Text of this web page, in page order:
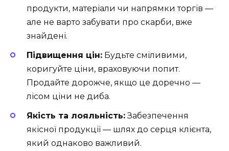
продукти, матеріали чи напрямки торгів —
але не варто забувати про скарби, вже
знайдені.
Підвищення цін: Будьте сміливими,
коригуйте ціни, враховуючи попит.
Продайте дорожче, якщо це доречно —
лісом ціни не диба.
Якість та лояльність:Забезпечення
якісної продукції — шлях до серця клієнта,
який однаково важливий.